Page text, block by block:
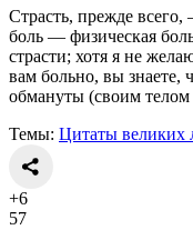
Страсть, прежде
боль — физическая
страсти; хотя я не
вам больно, вы знаете,
обмануты (своим
Темы: Цитаты великих
+6
57